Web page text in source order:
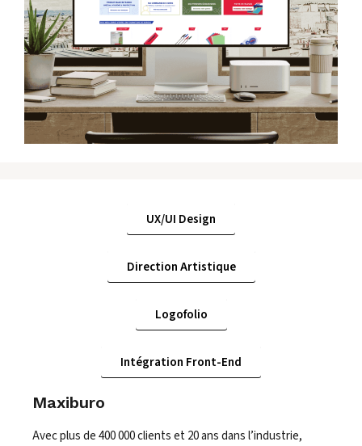
UX/UI Design
Direction Artistique
Logofolio
Intégration Front-End
Maxiburo
Avec plus de 400 000 clients et 20 ans dans l’industrie,